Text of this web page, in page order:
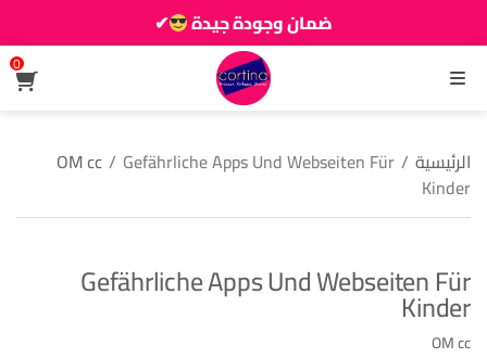
ضمان وجودة جيدة
✔
زين دارك يزيانو حوالك
القائمة
0
الرئيسية /
OM cc / Gefährliche Apps Und Webseiten Für
Kinder
Gefährliche Apps Und Webseiten Für
Kinder
OM cc